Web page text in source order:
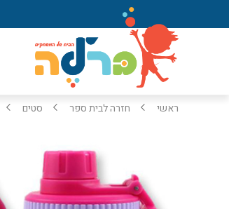
ראשי חזרה לבית ספר סטים